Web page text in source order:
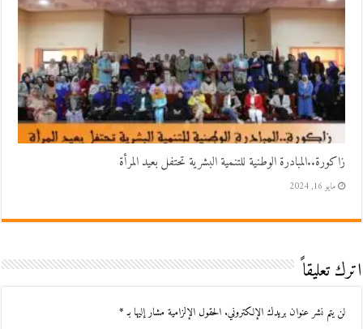
زاكورة..المبادرة الوطنية للتنمية البشرية تحتفل بعيد المرأة
مايو 16, 2024
اترك تعليقاً
لن يتم نشر عنوان بريدك الإلكتروني. الحقول الإلزامية مشار إليها بـ*